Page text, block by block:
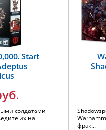
Start
солдатами
их на
фрак...